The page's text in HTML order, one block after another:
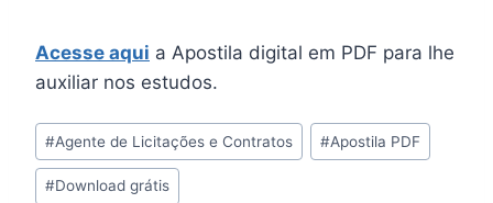
Acesse aqui a Apostila digital em PDF para lhe
auxiliar nos estudos.
Tags
do
Post:
#Agente de Licitações e Contratos #Apostila PDF
#Download grátis